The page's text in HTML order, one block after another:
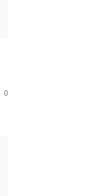
0